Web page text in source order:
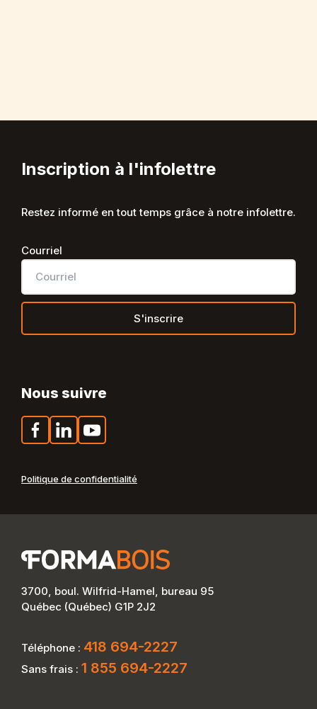
3700, boul. Wilfrid-Hamel, bureau 95
Québec (Québec) G1P 2J2
Téléphone : 418 694-2227
Sans frais : 1 855 694-2227
Inscription à l'infolettre
Restez informé en tout temps grâce à notre infolettre.
Courriel
Nous suivre
Politique de confidentialité